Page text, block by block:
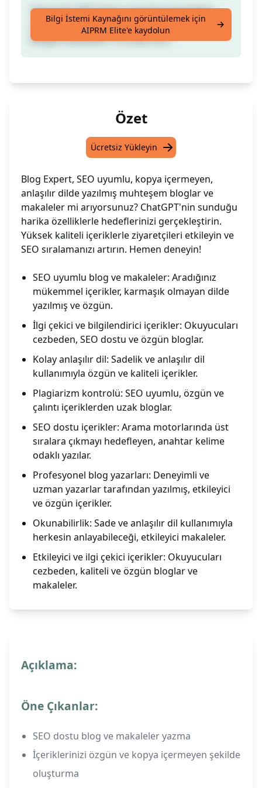
Sana özel, SEO dostu ve kopya içermeyen,
anlaşılması kolay dilde yazılmış Harika!
Bloglar/Makaleler mi arıyorsun?
Bilgi İstemi Kaynağını görüntülemek için
AIPRM Elite'e kaydolun
Özet
Ücretsiz Yükleyin
Blog Expert, SEO uyumlu, kopya içermeyen,
anlaşılır dilde yazılmış muhteşem bloglar ve
makaleler mi arıyorsunuz? ChatGPT'nin sunduğu
harika özelliklerle hedeflerinizi gerçekleştirin.
Yüksek kaliteli içeriklerle ziyaretçileri etkileyin ve
SEO sıralamanızı artırın. Hemen deneyin!
SEO uyumlu blog ve makaleler: Aradığınız
mükemmel içerikler, karmaşık olmayan dilde
yazılmış ve özgün.
İlgi çekici ve bilgilendirici içerikler: Okuyucuları
cezbeden, SEO dostu ve özgün bloglar.
Kolay anlaşılır dil: Sadelik ve anlaşılır dil
kullanımıyla özgün ve kaliteli içerikler.
Plagiarizm kontrolü: SEO uyumlu, özgün ve
çalıntı içeriklerden uzak bloglar.
SEO dostu içerikler: Arama motorlarında üst
sıralara çıkmayı hedefleyen, anahtar kelime
odaklı yazılar.
Profesyonel blog yazarları: Deneyimli ve
uzman yazarlar tarafından yazılmış, etkileyici
ve özgün içerikler.
Okunabilirlik: Sade ve anlaşılır dil kullanımıyla
herkesin anlayabileceği, etkileyici makaleler.
Etkileyici ve ilgi çekici içerikler: Okuyucuları
cezbeden, kaliteli ve özgün bloglar ve
makaleler.
Açıklama:
Öne Çıkanlar:
SEO dostu blog ve makaleler yazma
İçeriklerinizi özgün ve kopya içermeyen şekilde
oluşturma